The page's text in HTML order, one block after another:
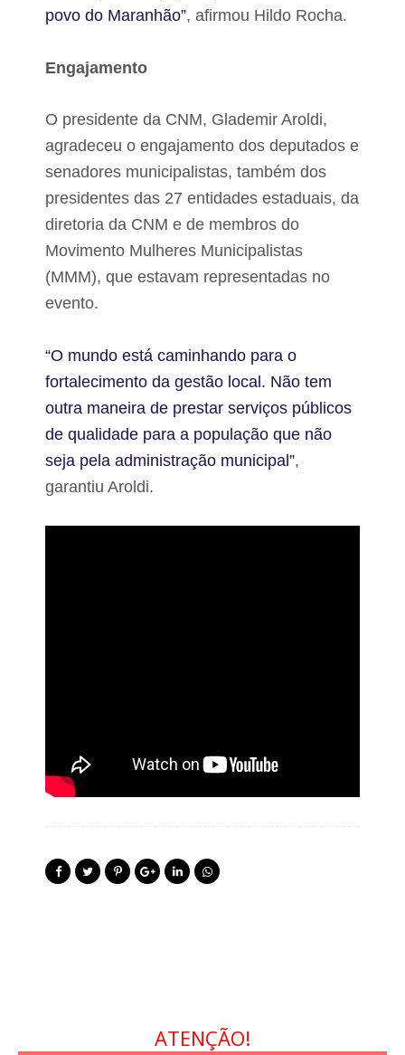
povo do Maranhão”, afirmou Hildo Rocha.
Engajamento
O presidente da CNM, Glademir Aroldi,
agradeceu o engajamento dos deputados e
senadores municipalistas, também dos
presidentes das 27 entidades estaduais, da
diretoria da CNM e de membros do
Movimento Mulheres Municipalistas
(MMM), que estavam representadas no
evento.
“O mundo está caminhando para o
fortalecimento da gestão local. Não tem
outra maneira de prestar serviços públicos
de qualidade para a população que não
seja pela administração municipal”,
garantiu Aroldi.
ATENÇÃO!